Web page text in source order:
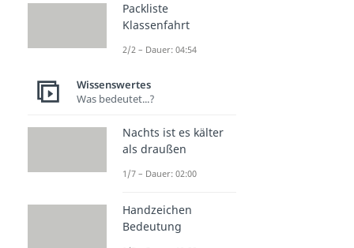
Packliste
Klassenfahrt
2/2 – Dauer: 04:54
Wissenswertes
Was bedeutet...?
Nachts ist es kälter
als draußen
1/7 – Dauer: 02:00
Handzeichen
Bedeutung